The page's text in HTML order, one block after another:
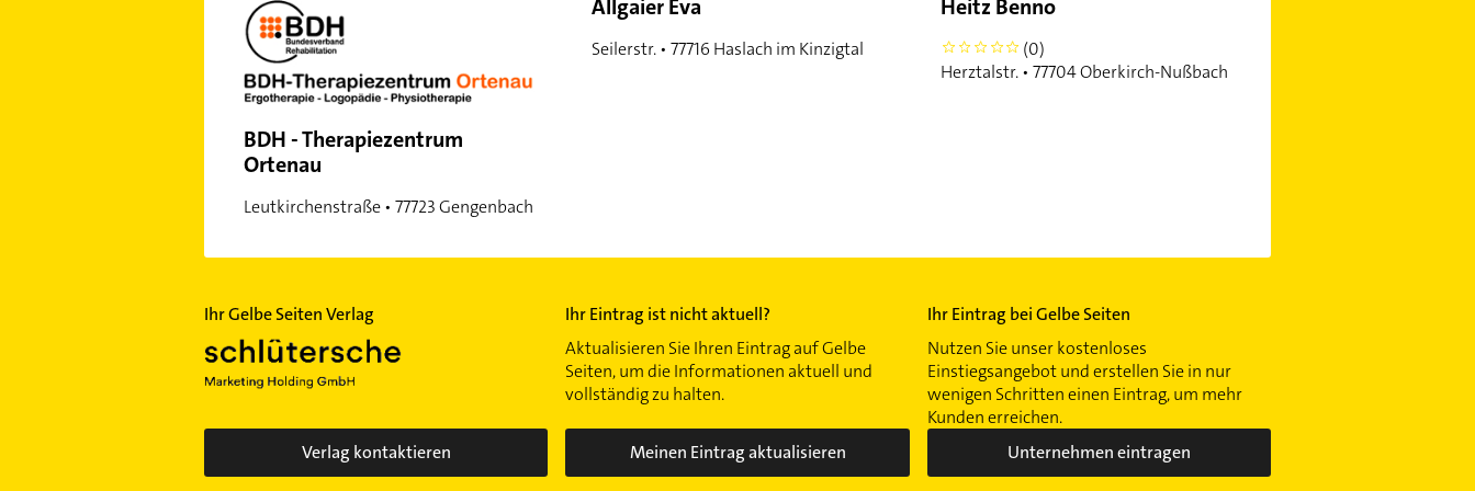
BDH - Therapiezentrum
Ortenau
Leutkirchenstraße • 77723 Gengenbach
Allgaier Eva
Seilerstr. • 77716 Haslach im Kinzigtal
Heitz Benno
0
(0)
Herztalstr. • 77704 Oberkirch-Nußbach
Ihr Gelbe Seiten Verlag
Verlag kontaktieren
Ihr Eintrag ist nicht aktuell?
Aktualisieren Sie Ihren Eintrag auf Gelbe
Seiten, um die Informationen aktuell und
vollständig zu halten.
Meinen Eintrag aktualisieren
Ihr Eintrag bei Gelbe Seiten
Nutzen Sie unser kostenloses
Einstiegsangebot und erstellen Sie in nur
wenigen Schritten einen Eintrag, um mehr
Kunden erreichen.
Unternehmen eintragen